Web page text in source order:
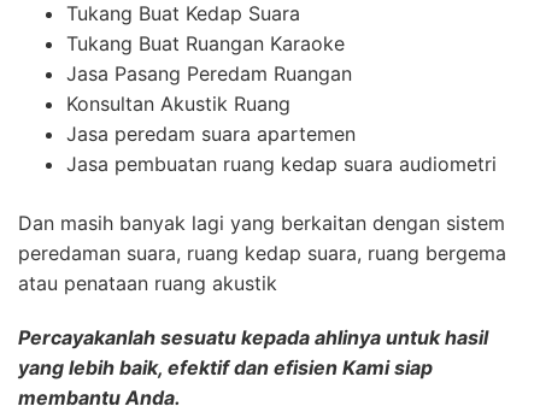
Tukang Buat Kedap Suara
Tukang Buat Ruangan Karaoke
Jasa Pasang Peredam Ruangan
Konsultan Akustik Ruang
Jasa peredam suara apartemen
Jasa pembuatan ruang kedap suara audiometri
Dan masih banyak lagi yang berkaitan dengan sistem
peredaman suara, ruang kedap suara, ruang bergema
atau penataan ruang akustik
Percayakanlah sesuatu kepada ahlinya untuk hasil
yang lebih baik, efektif dan efisien Kami siap
membantu Anda.